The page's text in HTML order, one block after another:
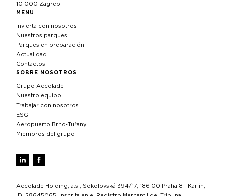
10 000 Zagreb
MENU
Invierta con nosotros
Nuestros parques
Parques en preparación
Actualidad
Contactos
SOBRE NOSOTROS
Grupo Accolade
Nuestro equipo
Trabajar con nosotros
ESG
Aeropuerto Brno‑Tuřany
Miembros del grupo
Accolade Holding, a.s., Sokolovská 394/17, 186 00 Praha 8 - Karlín,